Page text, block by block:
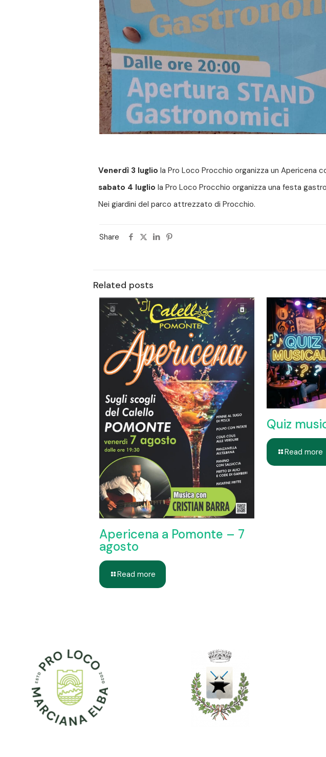
Venerdì 3 luglio la Pro Loco Procchio organizza un Apericena
sabato 4 luglio la Pro Loco Procchio organizza una festa
Nei giardini del parco attrezzato di Procchio.
Share
Related posts
Apericena a Pomonte – 7
agosto
Read more
Quiz
Read more